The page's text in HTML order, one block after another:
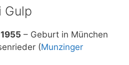
Gulp
– Geburt in München
(Munzinger